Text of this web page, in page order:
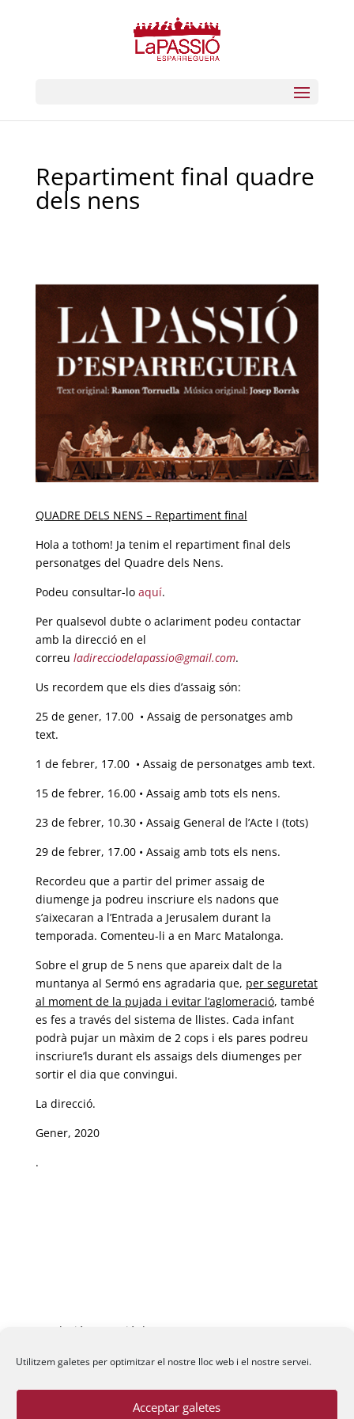
Utilitzem galetes per optimitzar el nostre lloc web i el nostre servei.
Acceptar galetes
Repartiment final quadre
dels nens
QUADRE DELS NENS – Repartiment final
Hola a tothom! Ja tenim el repartiment final dels
personatges del Quadre dels Nens.
Podeu consultar-lo aquí.
Per qualsevol dubte o aclariment podeu contactar
amb la direcció en el
correu ladirecciodelapassio@gmail.com.
Us recordem que els dies d’assaig són:
25 de gener, 17.00 • Assaig de personatges amb
text.
1 de febrer, 17.00 • Assaig de personatges amb text.
15 de febrer, 16.00 • Assaig amb tots els nens.
23 de febrer, 10.30 • Assaig General de l’Acte I (tots)
29 de febrer, 17.00 • Assaig amb tots els nens.
Recordeu que a partir del primer assaig de
diumenge ja podreu inscriure els nadons que
s’aixecaran a l’Entrada a Jerusalem durant la
temporada. Comenteu-li a en Marc Matalonga.
Sobre el grup de 5 nens que apareix dalt de la
muntanya al Sermó ens agradaria que, per seguretat
al moment de la pujada i evitar l’aglomeració, també
es fes a través del sistema de llistes. Cada infant
podrà pujar un màxim de 2 cops i els pares podreu
inscriure’ls durant els assaigs dels diumenges per
sortir el dia que convingui.
La direcció.
Gener, 2020
.
Fundació La Passió d’Esparreguera, 2026